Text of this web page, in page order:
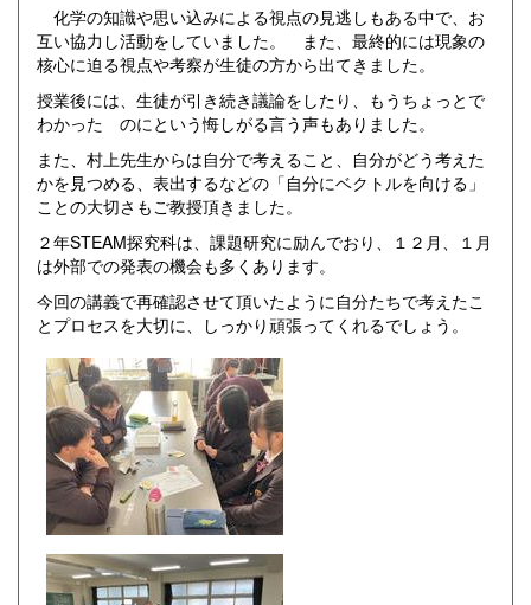
化学の知識や思い込みによる視点の見逃しもある中で、お
互い協力し活動をしていました。 また、最終的には現象の
核心に迫る視点や考察が生徒の方から出てきました。
授業後には、生徒が引き続き議論をしたり、もうちょっとで
わかった のにという悔しがる言う声もありました。
また、村上先生からは自分で考えること、自分がどう考えた
かを見つめる、表出するなどの「自分にベクトルを向ける」
ことの大切さもご教授頂きました。
２年STEAM探究科は、課題研究に励んでおり、１２月、１月
は外部での発表の機会も多くあります。
今回の講義で再確認させて頂いたように自分たちで考えたこ
とプロセスを大切に、しっかり頑張ってくれるでしょう。